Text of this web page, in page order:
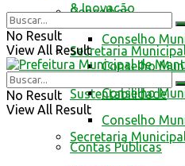
Conselhos
Conselho
Conselho
Conselho
Conselho
Contas Públicas
& Inovação
Secretaria
Sustentabilidade
Secretaria
No Result
View All Result
No Result
View All Result